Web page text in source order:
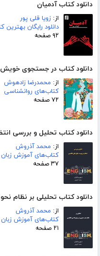
دانلود کتاب آدمیان
از: زویا قلی پور
دانلود رایگان
۹۲ صفحه
دانلود کتاب در جستجوی
از: محمدرضا زادهوش
کتاب‌های روانشناسی
۷۲ صفحه
دانلود کتاب تحلیل و بررسی
از: محمد آذروش
کتاب‌های آموزش زبان
۳۷ صفحه
دانلود کتاب تحلیلی بر نظام
از: محمد آذروش
کتاب‌های آموزش زبان
۲۱ صفحه